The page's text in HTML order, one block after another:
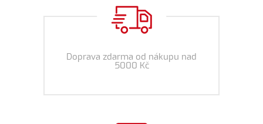
Doprava zdarma od nákupu nad
5000 Kč